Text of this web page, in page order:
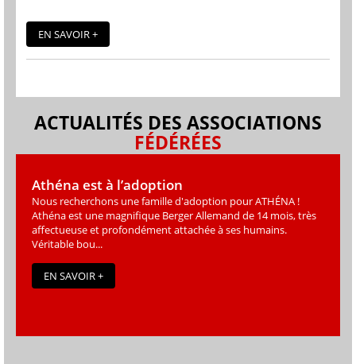
EN SAVOIR +
ACTUALITÉS DES ASSOCIATIONS
FÉDÉRÉES
Athéna est à l’adoption
Nous recherchons une famille d'adoption pour ATHÉNA !
Athéna est une magniﬁque Berger Allemand de 14 mois, très
affectueuse et profondément attachée à ses humains.
Véritable bou...
EN SAVOIR +